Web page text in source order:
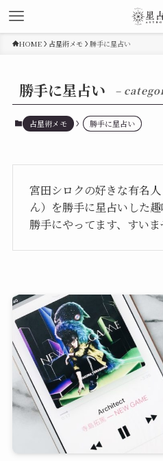
HOME 占星術メモ 勝手に星占い
勝手に星占い –
占星術メモ 勝手に星占い
宮田シロクの好きな有名
ん）を勝手に星占いした
勝手にやってます、すいま